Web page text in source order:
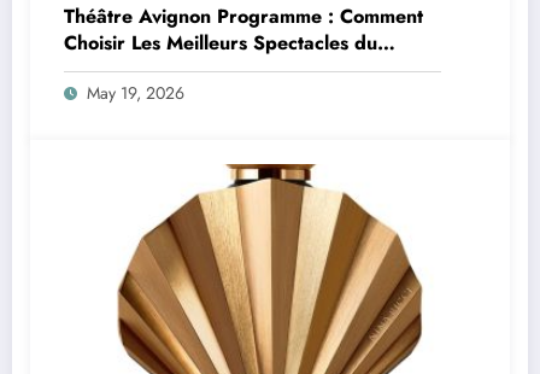
Théâtre Avignon Programme : Comment
Choisir Les Meilleurs Spectacles du
Festival Off Avignon
May 19, 2026